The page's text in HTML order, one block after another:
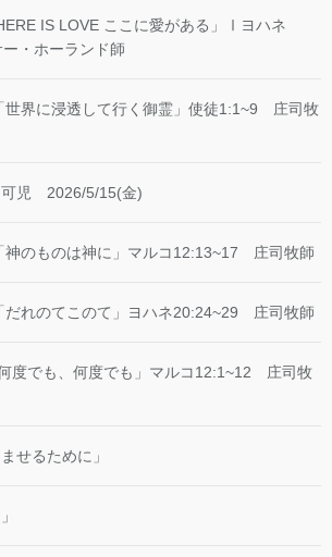
IS LOVE ここに愛がある」Ⅰヨハネ
・ホーランド師
世界に浸透して行く御霊」使徒1:1~9 庄司牧
可児 2026/5/15(金)
神のものは神に」マルコ12:13~17 庄司牧師
だれのてこのて」ヨハネ20:24~29 庄司牧師
度でも、何度でも」マルコ12:1~12 庄司牧
せるために」